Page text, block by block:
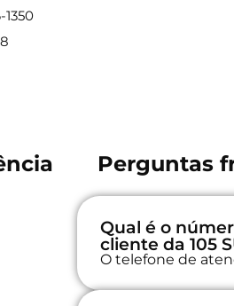
1350
Perguntas
Qual é o
cliente da 105
O telefone de